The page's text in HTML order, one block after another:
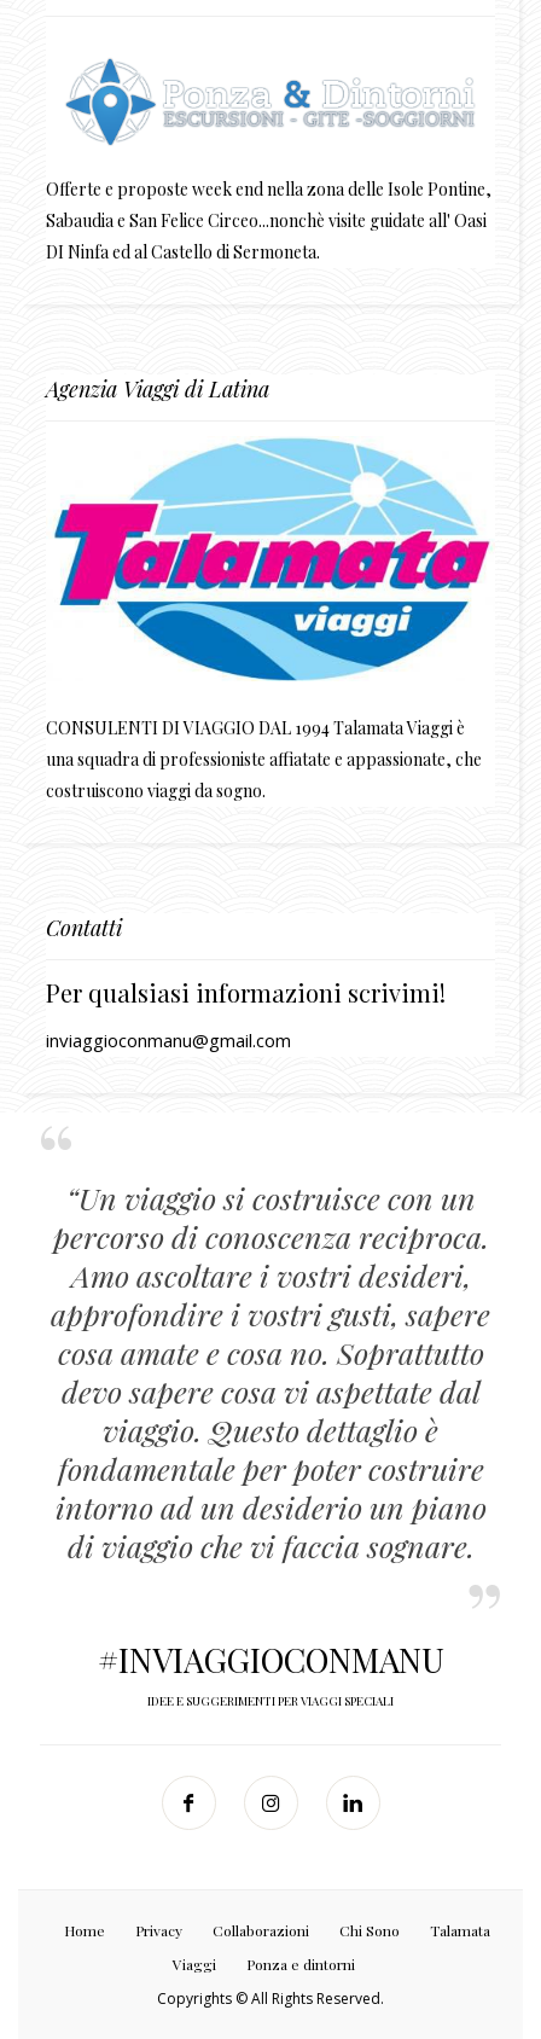
Offerte e proposte week end nella zona delle Isole Pontine,
Sabaudia e San Felice Circeo...nonchè visite guidate all' Oasi
DI Ninfa ed al Castello di Sermoneta.
Agenzia Viaggi di Latina
CONSULENTI DI VIAGGIO DAL 1994 Talamata Viaggi è
una squadra di professioniste affiatate e appassionate, che
costruiscono viaggi da sogno.
Contatti
Per qualsiasi informazioni scrivimi!
inviaggioconmanu@gmail.com
“Un viaggio si costruisce con un
percorso di conoscenza reciproca.
Amo ascoltare i vostri desideri,
approfondire i vostri gusti, sapere
cosa amate e cosa no. Soprattutto
devo sapere cosa vi aspettate dal
viaggio. Questo dettaglio è
fondamentale per poter costruire
intorno ad un desiderio un piano
di viaggio che vi faccia sognare.
#INVIAGGIOCONMANU
IDEE E SUGGERIMENTI PER VIAGGI SPECIALI
Home Privacy Collaborazioni Chi Sono
Talamata
Viaggi
Ponza e dintorni
Copyrights © All Rights Reserved.